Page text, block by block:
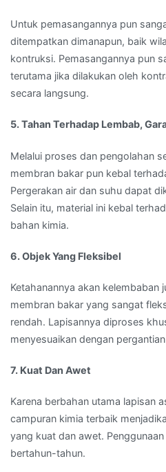
Untuk pemasangannya pun
ditempatkan dimanapun, baik
kontruksi. Pemasangannya pun
terutama jika dilakukan oleh
secara langsung.
5. Tahan Terhadap Lembab,
Melalui proses dan pengolahan
membran bakar pun kebal
Pergerakan air dan suhu dapat
Selain itu, material ini kebal
bahan kimia.
6. Objek Yang Fleksibel
Ketahanannya akan kelembaban
membran bakar yang sangat
rendah. Lapisannya diproses
menyesuaikan dengan
7. Kuat Dan Awet
Karena berbahan utama lapisan
campuran kimia terbaik
yang kuat dan awet.
bertahun-tahun.